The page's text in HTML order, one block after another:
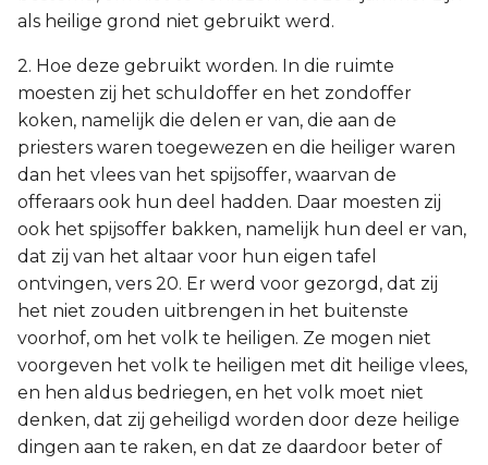
als heilige grond niet gebruikt werd.
2. Hoe deze gebruikt worden. In die ruimte
moesten zij het schuldoffer en het zondoffer
koken, namelijk die delen er van, die aan de
priesters waren toegewezen en die heiliger waren
dan het vlees van het spijsoffer, waarvan de
offeraars ook hun deel hadden. Daar moesten zij
ook het spijsoffer bakken, namelijk hun deel er van,
dat zij van het altaar voor hun eigen tafel
ontvingen, vers 20. Er werd voor gezorgd, dat zij
het niet zouden uitbrengen in het buitenste
voorhof, om het volk te heiligen. Ze mogen niet
voorgeven het volk te heiligen met dit heilige vlees,
en hen aldus bedriegen, en het volk moet niet
denken, dat zij geheiligd worden door deze heilige
dingen aan te raken, en dat ze daardoor beter of